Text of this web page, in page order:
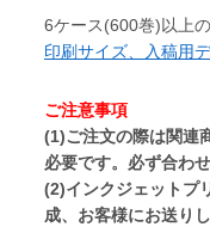
6ケース(600巻)以上
印刷サイズ、入稿用
ご注意事項
(1)ご注文の際は関連
必要です。必ず合わ
(2)インクジェットプ
成、お客様にお送り